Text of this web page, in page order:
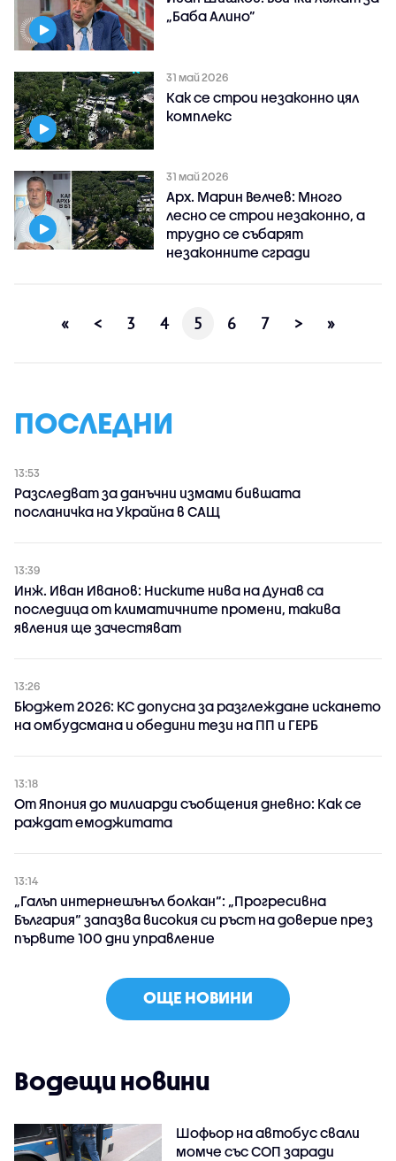
„Баба Алино”
31 май 2026
Как се строи незаконно цял
комплекс
31 май 2026
Арх. Марин Велчев: Много
лесно се строи незаконно, а
трудно се събарят
незаконните сгради
« < 3 4 5 6 7 > »
ПОСЛЕДНИ
13:53
Разследват за данъчни измами бившата
посланичка на Украйна в САЩ
13:39
Инж. Иван Иванов: Ниските нива на Дунав са
последица от климатичните промени, такива
явления ще зачестяват
13:26
Бюджет 2026: КС допусна за разглеждане искането
на омбудсмана и обедини тези на ПП и ГЕРБ
13:18
От Япония до милиарди съобщения дневно: Как се
раждат емоджитата
13:14
„Галъп интернешънъл болкан“: „Прогресивна
България“ запазва високия си ръст на доверие през
първите 100 дни управление
ОЩЕ НОВИНИ
Водещи новини
Шофьор на автобус свали
момче със СОП заради